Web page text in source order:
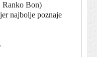
Ranko Bon)
najbolje poznaje